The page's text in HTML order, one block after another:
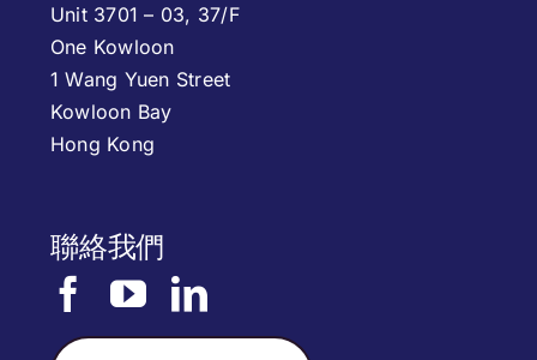
聯絡我們
Unit 3701 – 03, 37/F
One Kowloon
1 Wang Yuen Street
Kowloon Bay
Hong Kong